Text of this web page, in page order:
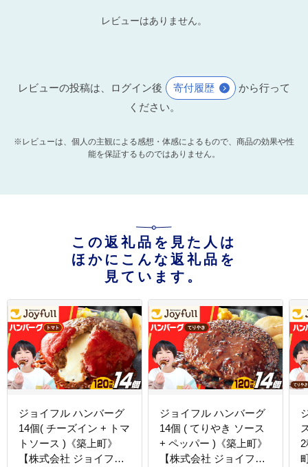
レビューはありません。
レビューの投稿は、ログイン後 寄付履歴
から行って
ください。
※レビューは、個人の主観による感想・体感によるもので、商品の効果や性
能を保証するものではありません。
この返礼品を見た人は
ほかにこんな返礼品を
見ています。
ジョイフル ハンバーグ
14個( チーズイン + トマ
トソース )《築上町》
【株式会社 ジョイフ
ジョイフル ハンバーグ
14個 ( てりやき ソース
+ ペッパー )《築上町》
【株式会社 ジョイフ